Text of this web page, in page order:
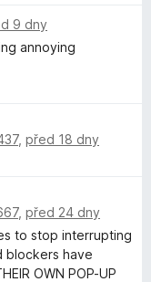
9 dny
annoying
, před 18 dny
, před 24 dny
to stop interrupting
blockers have
OWN POP-UP